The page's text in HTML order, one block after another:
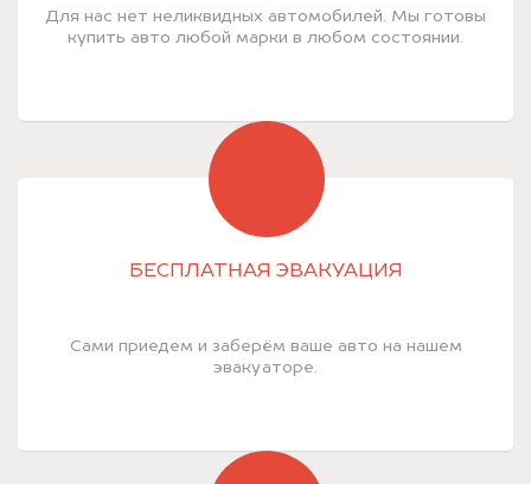
Для нас нет неликвидных автомобилей. Мы готовы
купить авто любой марки в любом состоянии.
БЕСПЛАТНАЯ ЭВАКУАЦИЯ
Сами приедем и заберём ваше авто на нашем
эвакуаторе.